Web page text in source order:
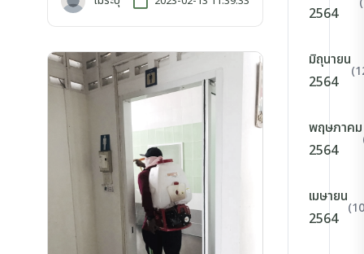
2564
มิถุนายน
2564
พฤษภาคม
2564
เมษายน
2564